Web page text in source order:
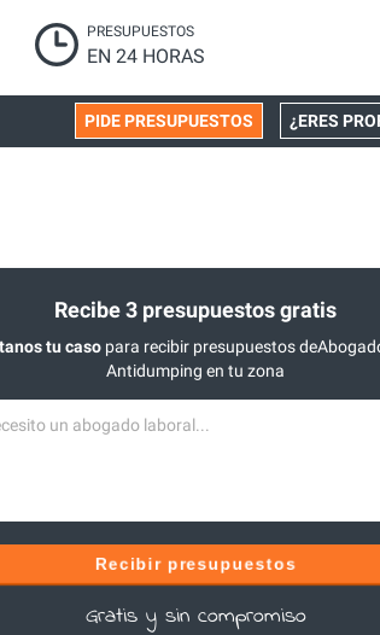
PRESUPUESTOS
EN 24 HORAS
¿ERES
PIDE PRESUPUESTOS
Recibe 3 presupuestos gratis
tu casopara recibir presupuestos
Antidumping en tu zona
Recibir presupuestos
Gratis y sin compromiso